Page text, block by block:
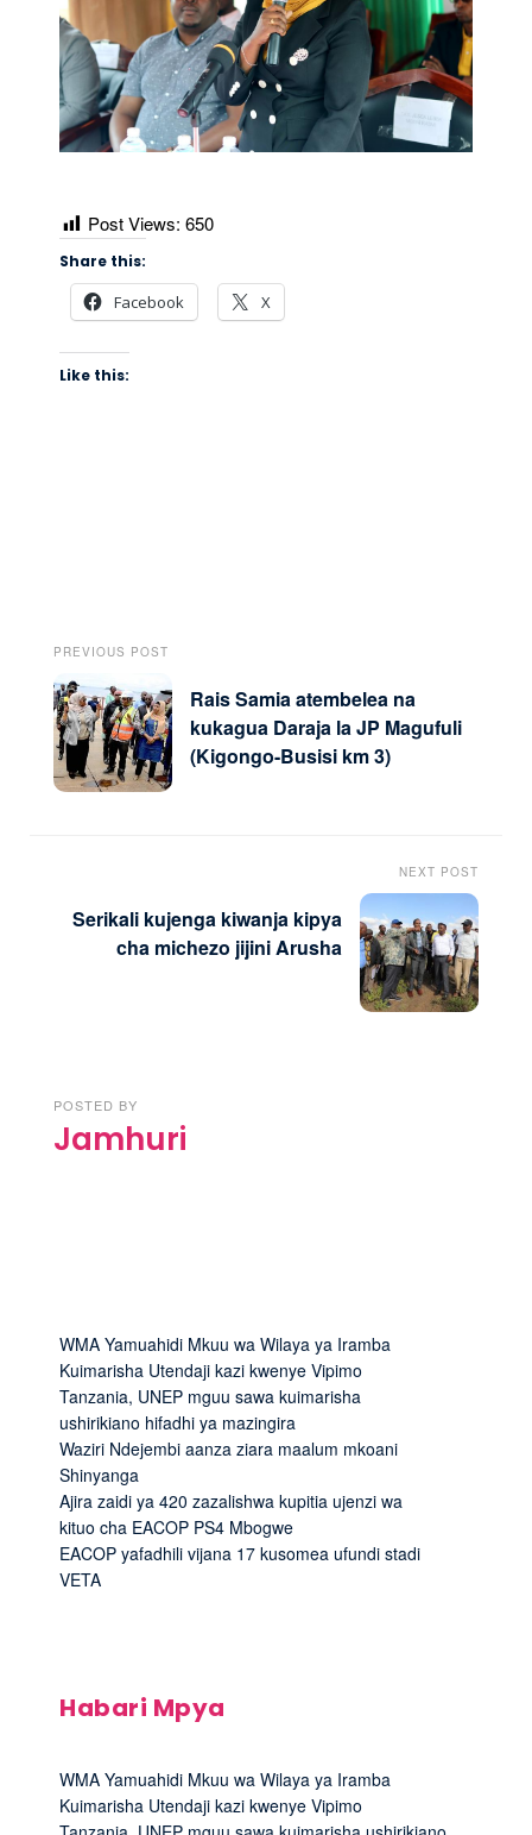
Post Views: 650
Share this:
Facebook X
Like this:
PREVIOUS POST
Rais Samia atembelea na
kukagua Daraja la JP Magufuli
(Kigongo-Busisi km 3)
NEXT POST
Serikali kujenga kiwanja kipya
cha michezo jijini Arusha
POSTED BY
Jamhuri
WMA Yamuahidi Mkuu wa Wilaya ya Iramba
Kuimarisha Utendaji kazi kwenye Vipimo
Tanzania, UNEP mguu sawa kuimarisha
ushirikiano hifadhi ya mazingira
Waziri Ndejembi aanza ziara maalum mkoani
Shinyanga
Ajira zaidi ya 420 zazalishwa kupitia ujenzi wa
kituo cha EACOP PS4 Mbogwe
EACOP yafadhili vijana 17 kusomea ufundi stadi
VETA
Habari Mpya
WMA Yamuahidi Mkuu wa Wilaya ya Iramba
Kuimarisha Utendaji kazi kwenye Vipimo